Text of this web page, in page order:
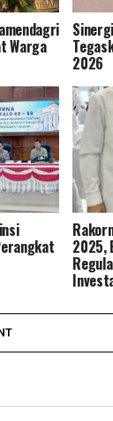
Warga
2026
2025,